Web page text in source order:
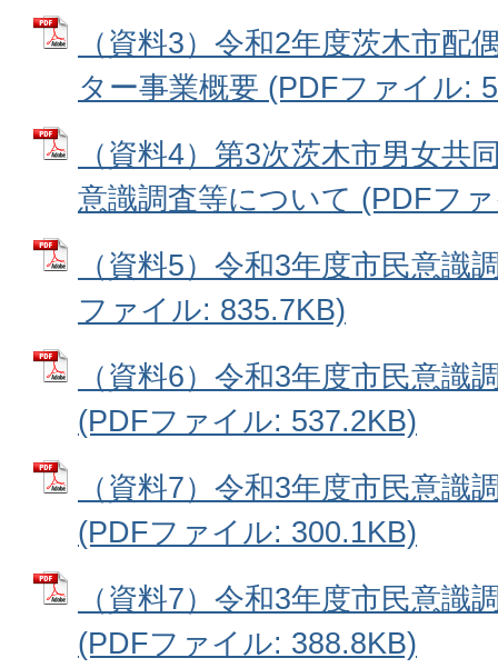
（資料3）令和2年度茨木市配
ター事業概要 (PDFファイル:
（資料4）第3次茨木市男女共
意識調査等について (PDFフ
（資料5）令和3年度市民意識
ファイル: 835.7KB)
（資料6）令和3年度市民意識
(PDFファイル: 537.2KB)
（資料7）令和3年度市民意識
(PDFファイル: 300.1KB)
（資料7）令和3年度市民意識
(PDFファイル: 388.8KB)